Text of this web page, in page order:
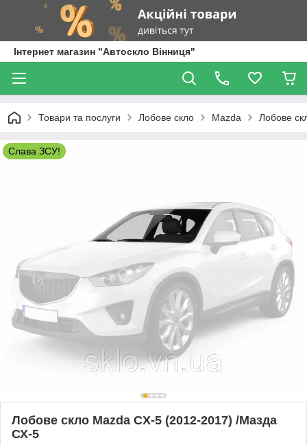
Інтернет магазин "Автоскло Вінниця"
Товари та послуги Лобове скло Mazda Лобове
Слава ЗСУ!
Лобове скло Mazda CX-5 (2012-2017) /Мазда
СХ-5